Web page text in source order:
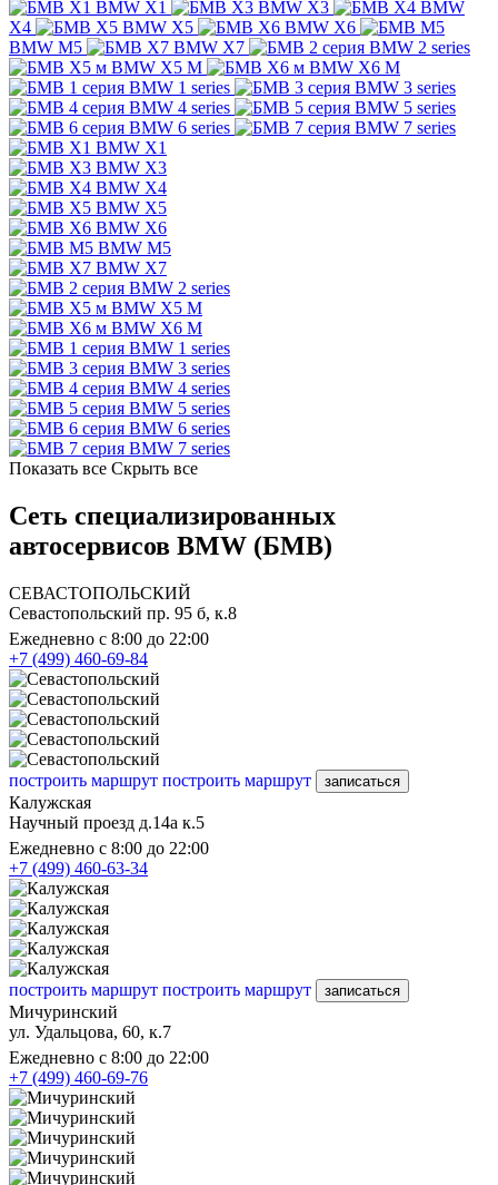
BMW X1 BMW X3
BMW
X4
BMW X5
BMW X6
BMW M5
BMW X7
BMW 2 series
BMW X5 M
BMW X6 M
BMW 1 series
BMW 3 series
BMW 4 series
BMW 5 series
BMW 6 series
BMW 7 series
BMW X1
BMW X3
BMW X4
BMW X5
BMW X6
BMW M5
BMW X7
BMW 2 series
BMW X5 M
BMW X6 M
BMW 1 series
BMW 3 series
BMW 4 series
BMW 5 series
BMW 6 series
BMW 7 series
Показать все Скрыть все
Сеть специализированных
автосервисов BMW (БМВ)
СЕВАСТОПОЛЬСКИЙ
Севастопольский пр. 95 б, к.8
Ежедневно с 8:00 до 22:00
+7 (499) 460-69-84
построить маршрут построить маршрут записаться
Калужская
Научный проезд д.14а к.5
Ежедневно с 8:00 до 22:00
+7 (499) 460-63-34
построить маршрут построить маршрут записаться
Мичуринский
ул. Удальцова, 60, к.7
Ежедневно с 8:00 до 22:00
+7 (499) 460-69-76